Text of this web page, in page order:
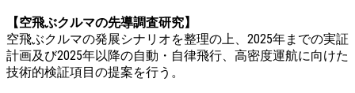
【空飛ぶクルマの先導調査研究】
空飛ぶクルマの発展シナリオを整理の上、2025年までの実証
計画及び2025年以降の自動・自律飛行、高密度運航に向けた
技術的検証項目の提案を行う。